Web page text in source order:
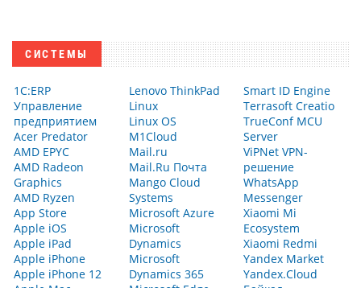
СИСТЕМЫ
1С:ERP
Управление
предприятием
Acer Predator
AMD EPYC
AMD Radeon
Graphics
AMD Ryzen
App Store
Apple iOS
Apple iPad
Apple iPhone
Apple iPhone 12
Lenovo ThinkPad
Linux
Linux OS
M1Cloud
Mail.ru
Mail.Ru Почта
Mango Cloud
Systems
Microsoft Azure
Microsoft
Dynamics
Microsoft
Dynamics 365
Smart ID Engine
Terrasoft Creatio
TrueConf MCU
Server
ViPNet VPN-
решение
WhatsApp
Messenger
Xiaomi Mi
Ecosystem
Xiaomi Redmi
Yandex Market
Yandex.Cloud